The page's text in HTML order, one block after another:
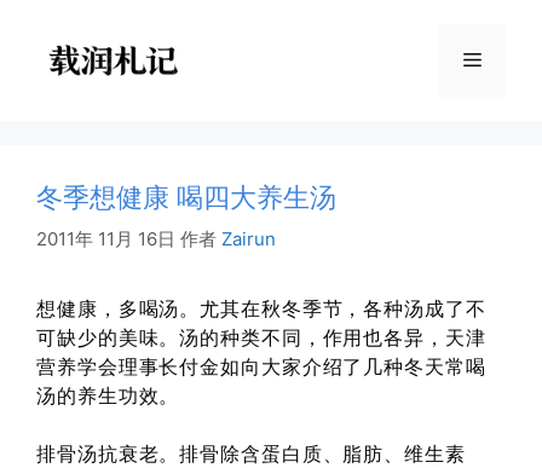
菜
冬季想健康 喝四大养生汤
2011年 11月 16日 作者 Zairun
想健康，多喝汤。尤其在秋冬季节，各种汤成了不
可缺少的美味。汤的种类不同，作用也各异，天津
营养学会理事长付金如向大家介绍了几种冬天常喝
汤的养生功效。
排骨汤抗衰老。排骨除含蛋白质、脂肪、维生素